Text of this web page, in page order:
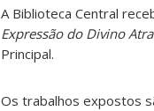
A Biblioteca Central
Expressão do Divino
Principal.
Os trabalhos expostos